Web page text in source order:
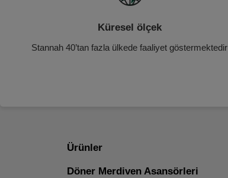
Küresel ölçek
Stannah 40’tan fazla ülkede faaliyet göstermektedir
Ürünler
Döner Merdiven Asansörleri